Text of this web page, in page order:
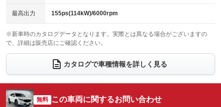
チップアップシート
：装備なし
：装備なし ：装備なし
ウォークスルー
：装備なし
電動リアゲート フロントカメラ
：装備なし
：装備なし ：装備なし
サイドカメラ
：装備なし ルーフレール
：装備なし
最高出力 155ps(114kW)/6000rpm
※新車時のカタログデータとなります。実際とは異なる場合がございますの
で、詳細は販売店にご確認ください。
カタログで車種情報を詳しく見る
無料 この車両に関するお問い合わせ